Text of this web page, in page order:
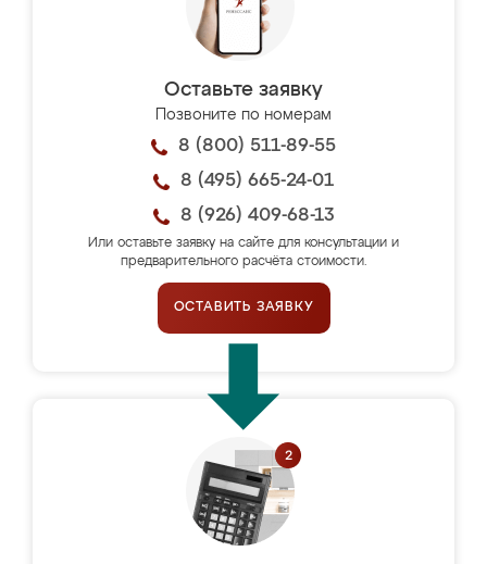
Оставьте заявку
Позвоните по номерам
8 (800) 511-89-55
8 (495) 665-24-01
8 (926) 409-68-13
Или оставьте заявку на сайте для консультации и
предварительного расчёта стоимости.
ОСТАВИТЬ ЗАЯВКУ